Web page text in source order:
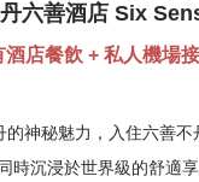
六善酒店 Six
店餐飲 + 私人機場
的神秘魅力，入住六善
時沉浸於世界級的舒適享